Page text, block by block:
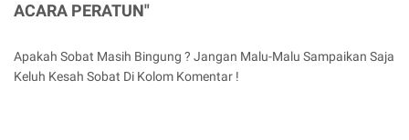
ACARA PERATUN"
Apakah Sobat Masih Bingung ? Jangan Malu-Malu Sampaikan Saja
Keluh Kesah Sobat Di Kolom Komentar !